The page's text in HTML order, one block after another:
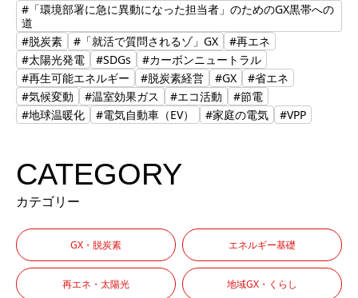
#「環境部署に急に異動になった担当者」のためのGX黒帯への
道
#脱炭素
#「就活で質問されるゾ」GX
#再エネ
#太陽光発電
#SDGs
#カーボンニュートラル
#再生可能エネルギー
#脱炭素経営 #GX
#省エネ
#気候変動
#温室効果ガス #エコ活動
#節電
#地球温暖化
#電気自動車（EV） #家庭の電気 #VPP
CATEGORY
カテゴリー
GX・脱炭素 エネルギー基礎
再エネ・太陽光 地域GX・くらし